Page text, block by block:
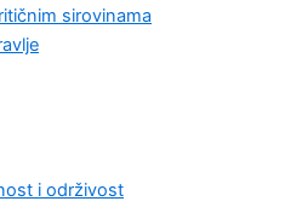
sirovinama
i održivost